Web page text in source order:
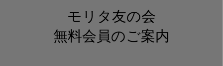
モリタ友の会
無料会員のご案内